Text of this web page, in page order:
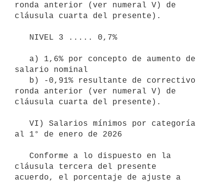
ronda anterior (ver numeral V) de
cláusula cuarta del presente).
salario nominal
ronda anterior (ver numeral V) de
cláusula cuarta del presente).
al 1° de enero de 2026
cláusula tercera del presente
acuerdo, el porcentaje de ajuste a